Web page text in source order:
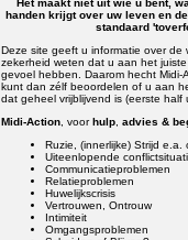
Het maakt niet uit wie u bent,
handen krijgt over uw leven en
standaard
Deze site geeft u informatie over de
zekerheid weten dat u aan het
gevoel hebben. Daarom hecht
kunt dan zélf beoordelen of u aan
dat geheel vrijblijvend is (eerste half
Midi-Action , voorhulp advies &
Ruzie, (innerlijke) Strijd e.a.
Uiteenlopende
Communicatieproblemen
Relatieproblemen
Huwelijkscrisis
Vertrouwen, Ontrouw
Intimiteit
Omgangsproblemen